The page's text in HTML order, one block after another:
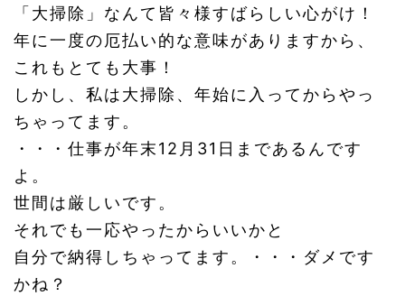
「大掃除」なんて皆々様すばらしい心がけ！
年に一度の厄払い的な意味がありますから、
これもとても大事！
しかし、私は大掃除、年始に入ってからやっ
ちゃってます。
・・・仕事が年末12月31日まであるんです
よ。
世間は厳しいです。
それでも一応やったからいいかと
自分で納得しちゃってます。・・・ダメです
かね？